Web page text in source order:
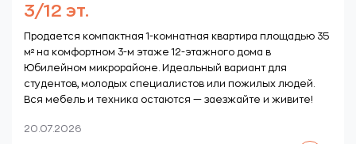
3/12 эт.
Продается компактная 1-комнатная квартира площадью 35
м² на комфортном 3-м этаже 12-этажного дома в
Юбилейном микрорайоне. Идеальный вариант для
студентов, молодых специалистов или пожилых людей.
Вся мебель и техника остаются — заезжайте и живите!
20.07.2026